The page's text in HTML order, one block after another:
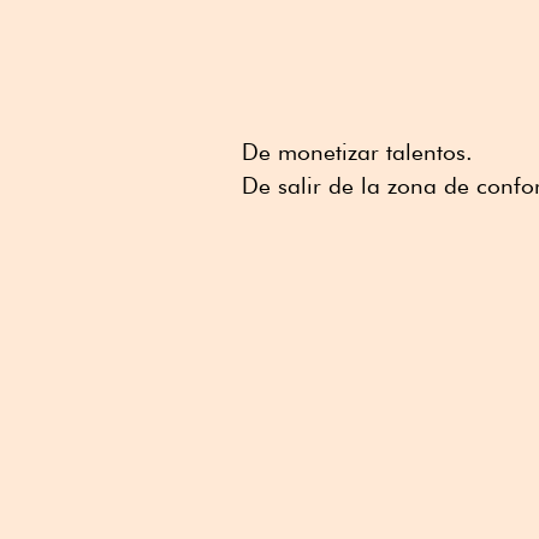
De monetizar talentos.
De salir de la zona de